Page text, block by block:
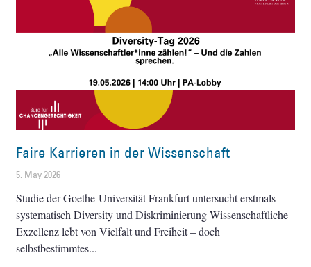
Faire Karrieren in der Wissenschaft
5. May 2026
Studie der Goethe-Universität Frankfurt untersucht erstmals
systematisch Diversity und Diskriminierung Wissenschaftliche
Exzellenz lebt von Vielfalt und Freiheit – doch
selbstbestimmtes